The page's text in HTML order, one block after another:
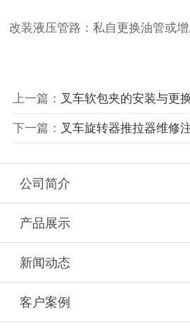
改装液压管路‌：私自更换油管或增
上一篇： 叉车软包夹的安装与更
下一篇： 叉车旋转器推拉器维修
公司简介
产品展示
新闻动态
客户案例